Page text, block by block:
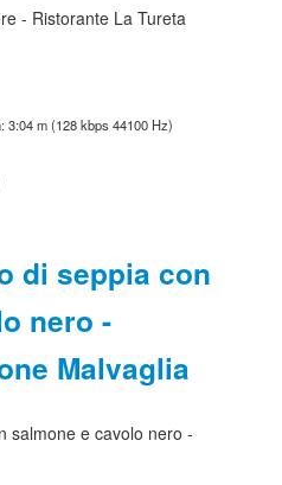
- Ristorante La Tureta
3:04 m (128 kbps 44100 Hz)
di seppia con
nero -
Malvaglia
salmone e cavolo nero -